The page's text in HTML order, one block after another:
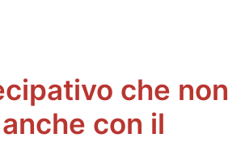
che non
con il